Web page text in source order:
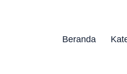
Beranda